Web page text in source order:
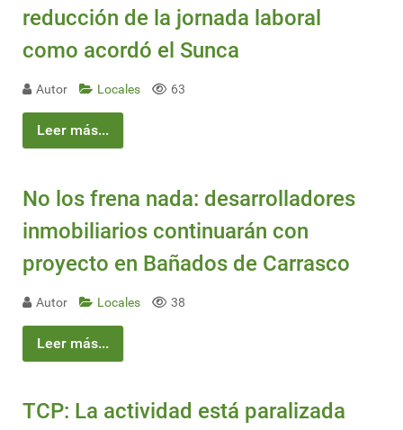
reducción de la jornada laboral
como acordó el Sunca
Autor Locales 63
Leer más...
No los frena nada: desarrolladores
inmobiliarios continuarán con
proyecto en Bañados de Carrasco
Autor Locales 38
Leer más...
TCP: La actividad está paralizada